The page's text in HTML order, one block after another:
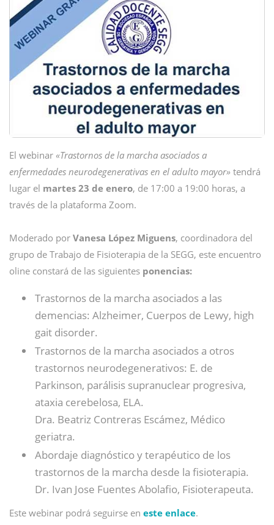
El webinar «Trastornos de la marcha asociados a
enfermedades neurodegenerativas en el adulto mayor» tendrá
lugar el martes 23 de enero, de 17:00 a 19:00 horas, a
través de la plataforma Zoom.
Moderado por Vanesa López Miguens, coordinadora del
grupo de Trabajo de Fisioterapia de la SEGG, este encuentro
oline constará de las siguientes ponencias:
Trastornos de la marcha asociados a las
demencias: Alzheimer, Cuerpos de Lewy, high
gait disorder.
Trastornos de la marcha asociados a otros
trastornos neurodegenerativos: E. de
Parkinson, parálisis supranuclear progresiva,
ataxia cerebelosa, ELA.
Dra. Beatriz Contreras Escámez, Médico
geriatra.
Abordaje diagnóstico y terapéutico de los
trastornos de la marcha desde la fisioterapia.
Dr. Ivan Jose Fuentes Abolafio, Fisioterapeuta.
Este webinar podrá seguirse en este enlace.